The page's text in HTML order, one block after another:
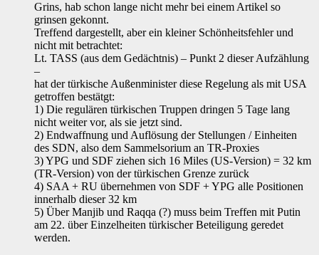
Grins, hab schon lange nicht mehr bei einem Artikel so
grinsen gekonnt.
Treffend dargestellt, aber ein kleiner Schönheitsfehler und
nicht mit betrachtet:
Lt. TASS (aus dem Gedächtnis) – Punkt 2 dieser Aufzählung
–
hat der türkische Außenminister diese Regelung als mit USA
getroffen bestätgt:
1) Die regulären türkischen Truppen dringen 5 Tage lang
nicht weiter vor, als sie jetzt sind.
2) Endwaffnung und Auflösung der Stellungen / Einheiten
des SDN, also dem Sammelsorium an TR-Proxies
3) YPG und SDF ziehen sich 16 Miles (US-Version) = 32 km
(TR-Version) von der türkischen Grenze zurück
4) SAA + RU übernehmen von SDF + YPG alle Positionen
innerhalb dieser 32 km
5) Über Manjib und Raqqa (?) muss beim Treffen mit Putin
am 22. über Einzelheiten türkischer Beteiligung geredet
werden.